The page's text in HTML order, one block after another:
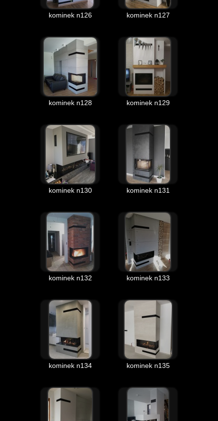
kominek n126 kominek n127
kominek n128 kominek n129
kominek n130 kominek n131
kominek n132 kominek n133
kominek n134 kominek n135